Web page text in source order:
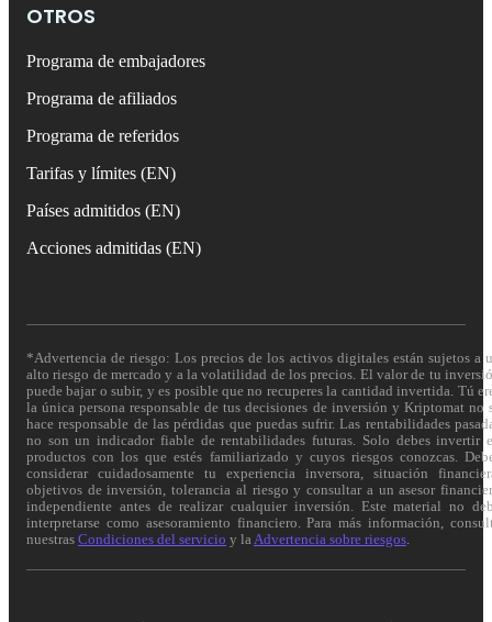
OTROS
Programa de embajadores
Programa de afiliados
Programa de referidos
Tarifas y límites (EN)
Países admitidos (EN)
Acciones admitidas (EN)
*Advertencia de riesgo: Los precios de los activos digitales están sujetos a
alto riesgo de mercado y a la volatilidad de los precios. El valor de tu
puede bajar o subir, y es posible que no recuperes la cantidad invertida. Tú
la única persona responsable de tus decisiones de inversión y Kriptomat no
hace responsable de las pérdidas que puedas sufrir. Las rentabilidades
no son un indicador fiable de rentabilidades futuras. Solo debes invertir
productos con los que estés familiarizado y cuyos riesgos conozcas.
considerar cuidadosamente tu experiencia inversora, situación
objetivos de inversión, tolerancia al riesgo y consultar a un asesor
independiente antes de realizar cualquier inversión. Este material no
interpretarse como asesoramiento financiero. Para más información,
nuestras Condiciones del servicio y la Advertencia sobre riesgos